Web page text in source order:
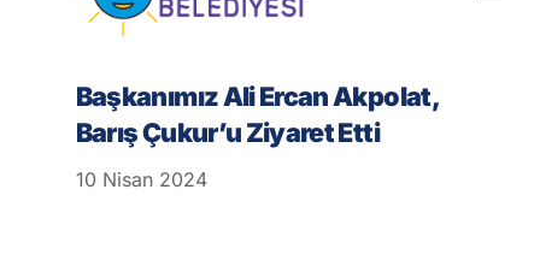
Başkanımız Ali Ercan Akpolat,
Barış Çukur’u Ziyaret Etti
10 Nisan 2024